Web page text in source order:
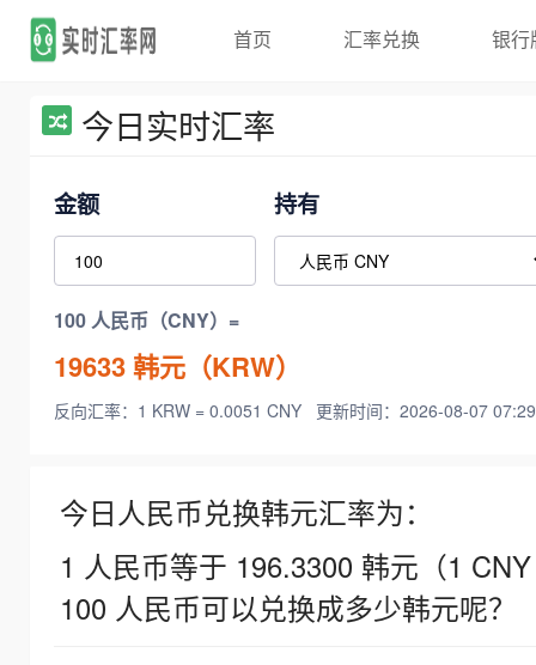
首页 汇率兑换 银行
今日实时汇率
金额 持有
100 人民币（CNY）=
19633韩元（KRW）
反向汇率：1 KRW = 0.0051 CNY 更新时间：2026-08-07
今日人民币兑换韩元汇率为：
1 人民币等于 196.3300 韩元（1
100 人民币可以兑换成多少韩元呢？